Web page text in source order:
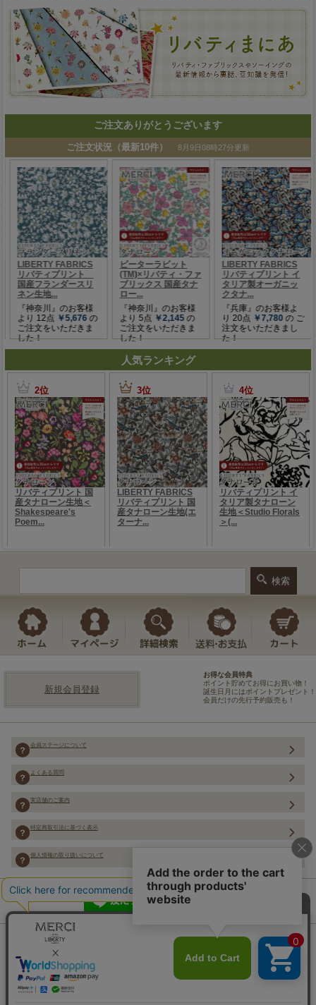
ご注文ありがとうございます
人気ランキング
新規会員登録
お得な会員特典
ポイント貯めてお得にお買い物！
誕生日月にはポイントプレゼント！
会員だけの先行予約販売も！
会員ステージについて
よくある質問
実店舗のご案内
特定商取引法に基づく表示
個人情報の取り扱いについて
Copyright (C) Merci Co.,Ltd. ALL rights reserved.